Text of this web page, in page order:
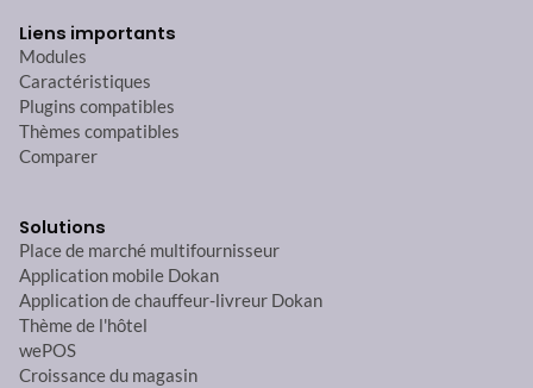
Liens importants
Modules
Caractéristiques
Plugins compatibles
Thèmes compatibles
Comparer
Solutions
Place de marché multifournisseur
Application mobile Dokan
Application de chauffeur-livreur Dokan
Thème de l'hôtel
wePOS
Croissance du magasin